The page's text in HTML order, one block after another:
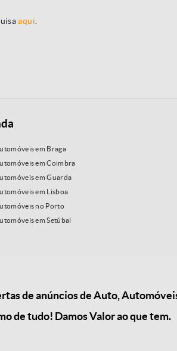
aqui
em Braga
em Coimbra
em Guarda
em Lisboa
no Porto
em Setúbal
de anúncios de Auto,
de tudo! Damos Valor ao que tem.